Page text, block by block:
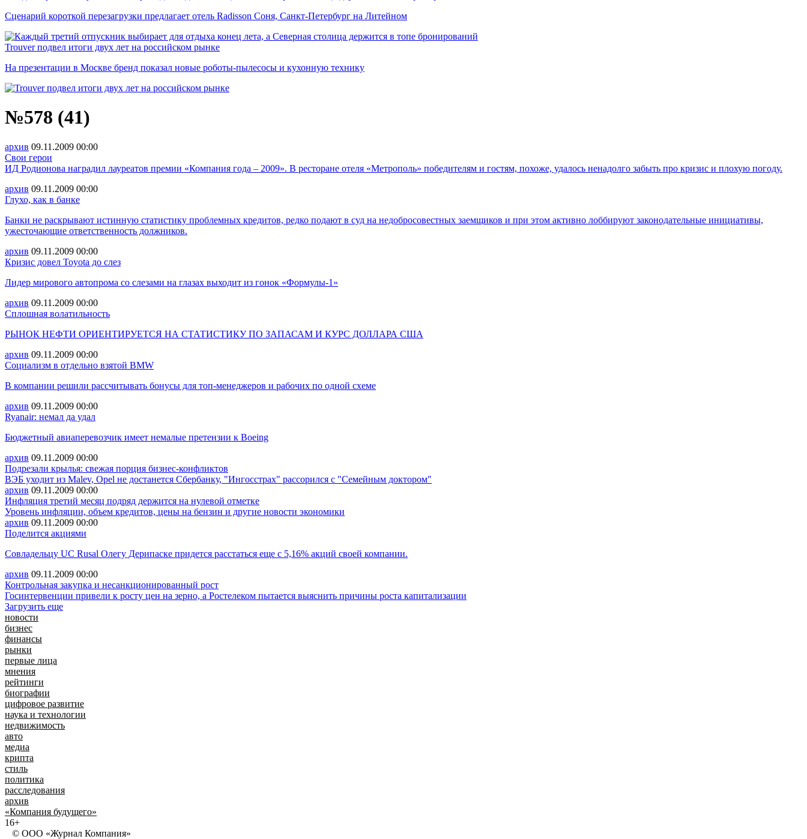
Сценарий короткой перезагрузки предлагает отель Radisson Соня, Санкт-Петербург на Литейном
Trouver подвел итоги двух лет на российском рынке
На презентации в Москве бренд показал новые роботы-пылесосы и кухонную технику
№578 (41)
архив 09.11.2009 00:00
Cвои герои
ИД Родионова наградил лауреатов премии «Компания года – 2009». В ресторане отеля «Метрополь» победителям и гостям, похоже, удалось ненадолго забыть про кризис и плохую погоду.
архив 09.11.2009 00:00
Глухо, как в банке
Банки не раскрывают истинную статистику проблемных кредитов, редко подают в суд на недобросовестных заемщиков и при этом активно лоббируют законодательные инициативы,
ужесточающие ответственность должников.
архив 09.11.2009 00:00
Кризис довел Toyota до слез
Лидер мирового автопрома со слезами на глазах выходит из гонок «Формулы-1»
архив 09.11.2009 00:00
Сплошная волатильность
РЫНОК НЕФТИ ОРИЕНТИРУЕТСЯ НА СТАТИСТИКУ ПО ЗАПАСАМ И КУРС ДОЛЛАРА США
архив 09.11.2009 00:00
Социализм в отдельно взятой BMW
В компании решили рассчитывать бонусы для топ-менеджеров и рабочих по одной схеме
архив 09.11.2009 00:00
Ryanair: немал да удал
Бюджетный авиаперевозчик имеет немалые претензии к Boeing
архив 09.11.2009 00:00
Подрезали крылья: свежая порция бизнес-конфликтов
ВЭБ уходит из Malev, Opel не достанется Сбербанку, "Ингосстрах" рассорился с "Семейным доктором"
архив 09.11.2009 00:00
Инфляция третий месяц подряд держится на нулевой отметке
Уровень инфляции, объем кредитов, цены на бензин и другие новости экономики
архив 09.11.2009 00:00
Поделится акциями
Совладельцу UC Rusal Олегу Дерипаске придется расстаться еще с 5,16% акций своей компании.
архив 09.11.2009 00:00
Контрольная закупка и несанкционированный рост
Госинтервенции привели к росту цен на зерно, а Ростелеком пытается выяснить причины роста капитализации
Загрузить еще
новости
бизнес
финансы
рынки
первые лица
мнения
рейтинги
биографии
цифровое развитие
наука и технологии
недвижимость
авто
медиа
крипта
стиль
политика
расследования
архив
«Компания будущего»
16+
© ООО «Журнал Компания»